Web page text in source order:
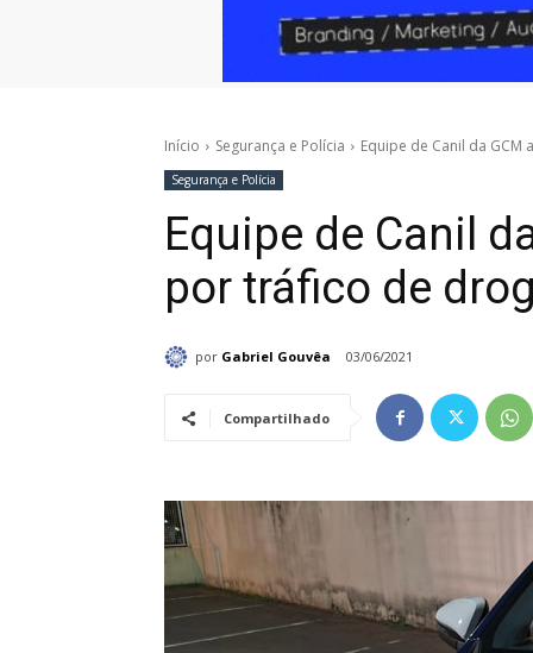
Início Segurança e Polícia Equipe de Canil da
Segurança e Polícia
Equipe de Canil
por tráfico de
por Gabriel Gouvêa 03/06/2021
Compartilhado